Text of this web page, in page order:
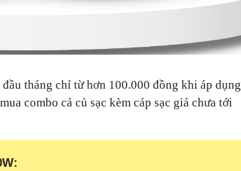
tháng chỉ từ hơn 100.000 đồng khi áp dụng
combo cả củ sạc kèm cáp sạc giá chưa tới